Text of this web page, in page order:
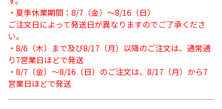
・夏季休業期間：8/7（金）～8/16（日）
ご注文日によって発送日が異なりますのでご了承くださ
い。
・8/6（木）まで及び8/17（月）以降のご注文は、通常通
り7営業日ほどで発送
・8/7（金）～8/16（日）のご注文は、8/17（月）から7
営業日ほどで発送